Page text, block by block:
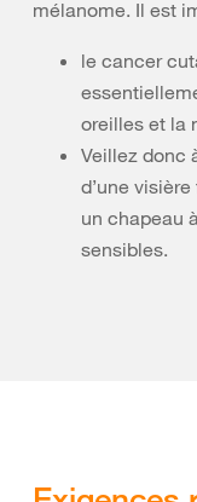
mélanome. Il est
le cancer
oreilles et la
Veillez donc
d’une
un chapeau
sensibles.